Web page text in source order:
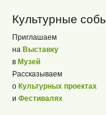
Культурные
Приглашаем
на Выставку
в Музей
Рассказываем
о Культурных проектах
и Фестивалях